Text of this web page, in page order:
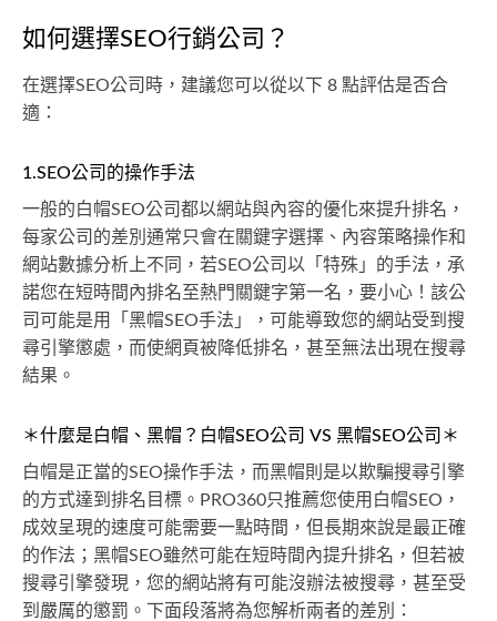
如何選擇SEO行銷公司？
在選擇SEO公司時，建議您可以從以下 8 點評估是否合
適：
1.SEO公司的操作手法
一般的白帽SEO公司都以網站與內容的優化來提升排名，
每家公司的差別通常只會在關鍵字選擇、內容策略操作和
網站數據分析上不同，若SEO公司以「特殊」的手法，承
諾您在短時間內排名至熱門關鍵字第一名，要小心！該公
司可能是用「黑帽SEO手法」，可能導致您的網站受到搜
尋引擎懲處，而使網頁被降低排名，甚至無法出現在搜尋
結果。
＊什麼是白帽、黑帽？白帽SEO公司 VS 黑帽SEO公司＊
白帽是正當的SEO操作手法，而黑帽則是以欺騙搜尋引擎
的方式達到排名目標。PRO360只推薦您使用白帽SEO，
成效呈現的速度可能需要一點時間，但長期來說是最正確
的作法；黑帽SEO雖然可能在短時間內提升排名，但若被
搜尋引擎發現，您的網站將有可能沒辦法被搜尋，甚至受
到嚴厲的懲罰。下面段落將為您解析兩者的差別：